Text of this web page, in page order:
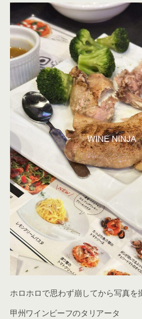
ホロホロで思わず崩してから写真を
甲州ワインビーフのタリアータ